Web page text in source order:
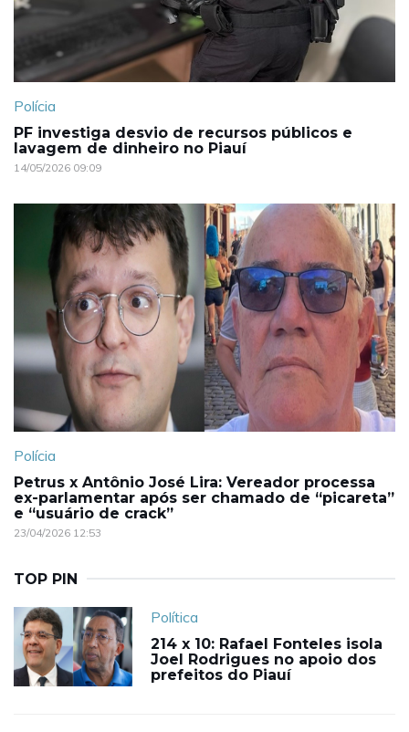
Polícia
PF investiga desvio de recursos públicos e
lavagem de dinheiro no Piauí
14/05/2026 09:09
Polícia
Petrus x Antônio José Lira: Vereador processa
ex-parlamentar após ser chamado de “picareta”
e “usuário de crack”
23/04/2026 12:53
TOP PIN
Política
214 x 10: Rafael Fonteles isola
Joel Rodrigues no apoio dos
prefeitos do Piauí